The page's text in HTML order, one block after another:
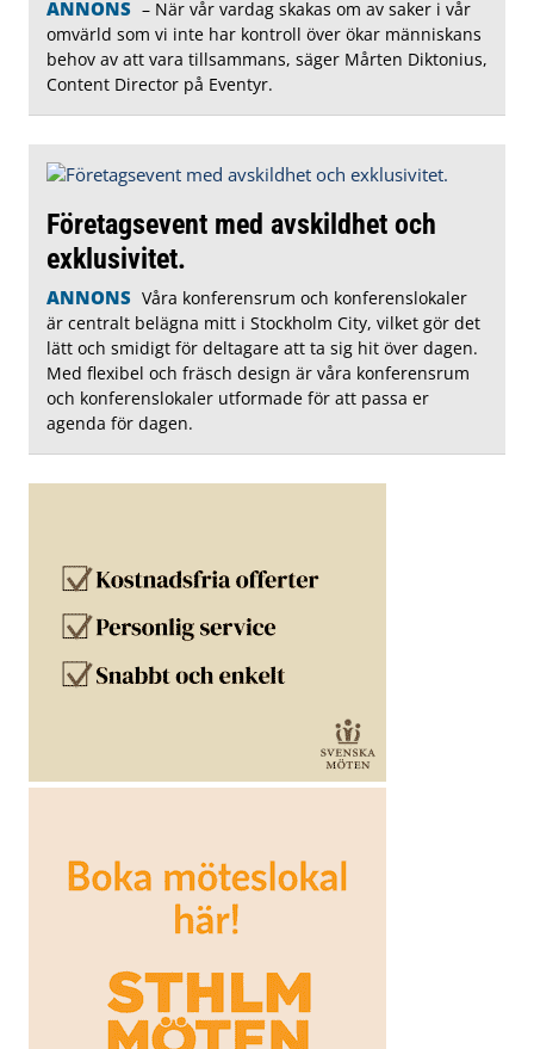
ANNONS – När vår vardag skakas om av saker i vår
omvärld som vi inte har kontroll över ökar människans
behov av att vara tillsammans, säger Mårten Diktonius,
Content Director på Eventyr.
Företagsevent med avskildhet och
exklusivitet.
ANNONS Våra konferensrum och konferenslokaler
är centralt belägna mitt i Stockholm City, vilket gör det
lätt och smidigt för deltagare att ta sig hit över dagen.
Med flexibel och fräsch design är våra konferensrum
och konferenslokaler utformade för att passa er
agenda för dagen.